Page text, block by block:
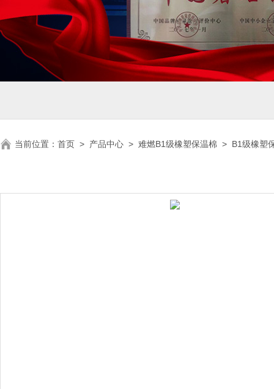
当前位置： 首页 > 产品中心 > 难燃B1级橡塑保温棉 > B1级橡塑